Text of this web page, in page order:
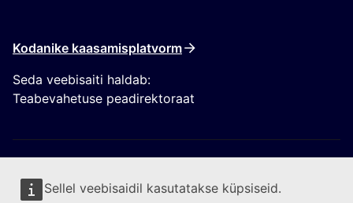
Sellel veebisaidil kasutatakse küpsiseid.
Kodanike kaasamisplatvorm
Seda veebisaiti haldab:
Teabevahetuse peadirektoraat